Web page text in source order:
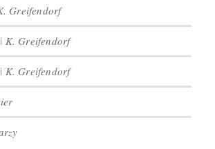
Greifendorf
K. Greifendorf
K. Greifendorf